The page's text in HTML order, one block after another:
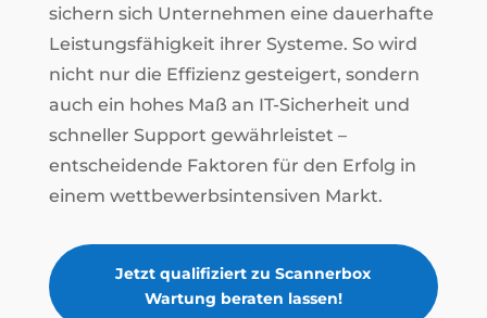
sichern sich Unternehmen eine dauerhafte
Leistungsfähigkeit ihrer Systeme. So wird
nicht nur die Effizienz gesteigert, sondern
auch ein hohes Maß an IT-Sicherheit und
schneller Support gewährleistet –
entscheidende Faktoren für den Erfolg in
einem wettbewerbsintensiven Markt.
Jetzt qualifiziert zu Scannerbox
Wartung beraten lassen!